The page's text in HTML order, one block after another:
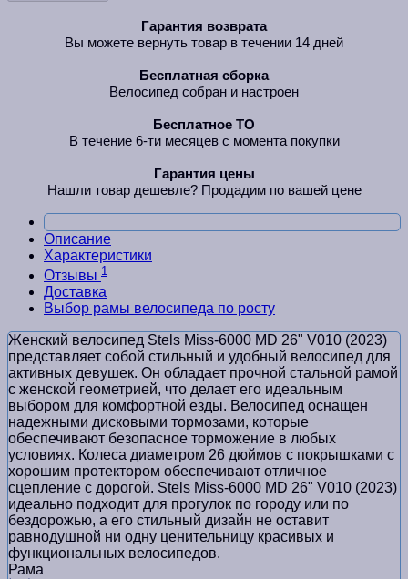
Гарантия возврата
Вы можете вернуть товар в течении 14 дней
Бесплатная сборка
Велосипед собран и настроен
Бесплатное ТО
В течение 6-ти месяцев с момента покупки
Гарантия цены
Нашли товар дешевле? Продадим по вашей цене
Описание
Характеристики
Отзывы 1
Доставка
Выбор рамы велосипеда по росту
Женский велосипед Stels Miss-6000 MD 26" V010 (2023)
представляет собой стильный и удобный велосипед для
активных девушек. Он обладает прочной стальной рамой
с женской геометрией, что делает его идеальным
выбором для комфортной езды. Велосипед оснащен
надежными дисковыми тормозами, которые
обеспечивают безопасное торможение в любых
условиях. Колеса диаметром 26 дюймов с покрышками с
хорошим протектором обеспечивают отличное
сцепление с дорогой. Stels Miss-6000 MD 26" V010 (2023)
идеально подходит для прогулок по городу или по
бездорожью, а его стильный дизайн не оставит
равнодушной ни одну ценительницу красивых и
функциональных велосипедов.
Рама